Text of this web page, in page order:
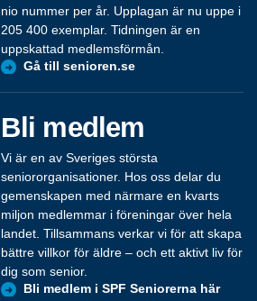
nio nummer per år. Upplagan är nu uppe i
205 400 exemplar. Tidningen är en
uppskattad medlemsförmån.
Gå till senioren.se
Bli medlem
Vi är en av Sveriges största
seniororganisationer. Hos oss delar du
gemenskapen med närmare en kvarts
miljon medlemmar i föreningar över hela
landet. Tillsammans verkar vi för att skapa
bättre villkor för äldre – och ett aktivt liv för
dig som senior.
Bli medlem i SPF Seniorerna här